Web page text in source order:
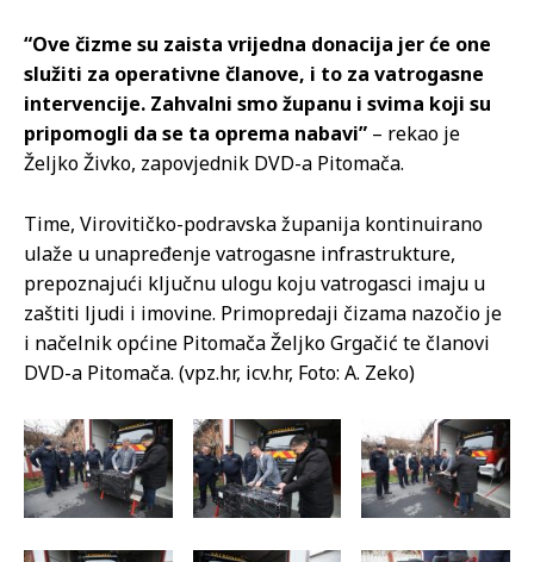
“Ove čizme su zaista vrijedna donacija jer će one
služiti za operativne članove, i to za vatrogasne
intervencije. Zahvalni smo županu i svima koji su
pripomogli da se ta oprema nabavi” – rekao je
Željko Živko, zapovjednik DVD-a Pitomača.
Time, Virovitičko-podravska županija kontinuirano
ulaže u unapređenje vatrogasne infrastrukture,
prepoznajući ključnu ulogu koju vatrogasci imaju u
zaštiti ljudi i imovine. Primopredaji čizama nazočio je
i načelnik općine Pitomača Željko Grgačić te članovi
DVD-a Pitomača. (vpz.hr, icv.hr, Foto: A. Zeko)